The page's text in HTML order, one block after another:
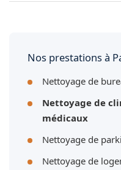
Nos prestations à
Nettoyage de
Nettoyage de
médicaux
Nettoyage de
Nettoyage de